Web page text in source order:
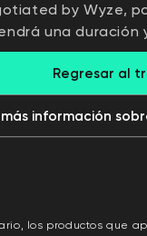
by Wyze,
una duración
Regresar al
información
los productos que